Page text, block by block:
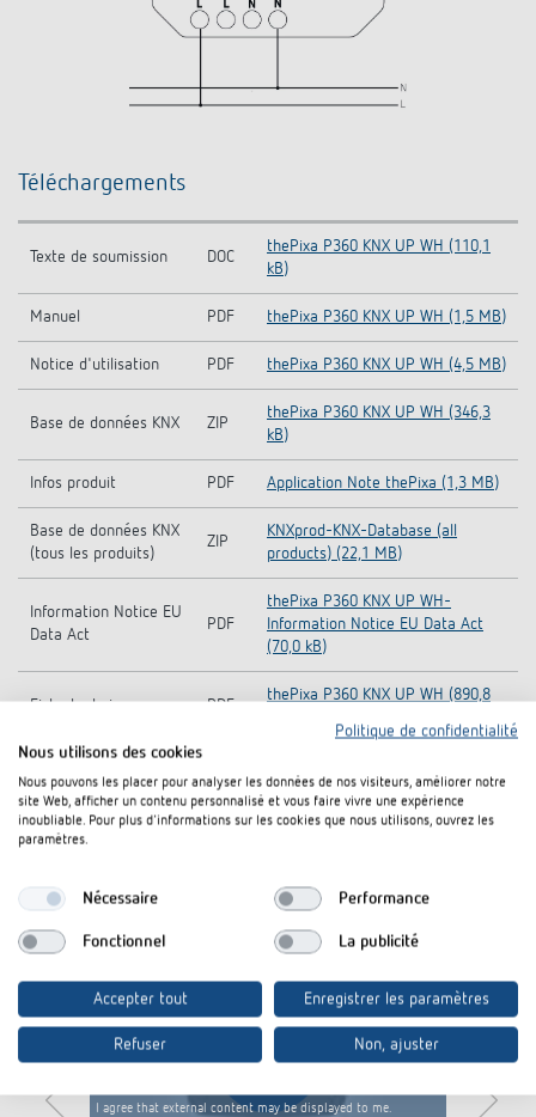
Téléchargements
Texte de soumission DOC
thePixa P360 KNX UP WH (110,1
kB)
Manuel PDF thePixa P360 KNX UP WH (1,5 MB)
Notice d'utilisation PDF thePixa P360 KNX UP WH (4,5 MB)
Base de données KNX ZIP
thePixa P360 KNX UP WH (346,3
kB)
Infos produit PDF Application Note thePixa (1,3 MB)
Base de données KNX
(tous les produits)
ZIP
KNXprod-KNX-Database (all
products) (22,1 MB)
Information Notice EU
Data Act
PDF
thePixa P360 KNX UP WH-
Information Notice EU Data Act
(70,0 kB)
Fiche technique PDF
thePixa P360 KNX UP WH (890,8
Brochure PDF
Gagnez en flexibilité (1,2 MB)
I agree that external content may be displayed to me.
Politique de confidentialité
Nous utilisons des cookies
Nous pouvons les placer pour analyser les données de nos visiteurs, améliorer notre
site Web, afficher un contenu personnalisé et vous faire vivre une expérience
inoubliable. Pour plus d'informations sur les cookies que nous utilisons, ouvrez les
paramètres.
Nécessaire Performance
Fonctionnel La publicité
Accepter tout Enregistrer les paramètres
Refuser Non, ajuster